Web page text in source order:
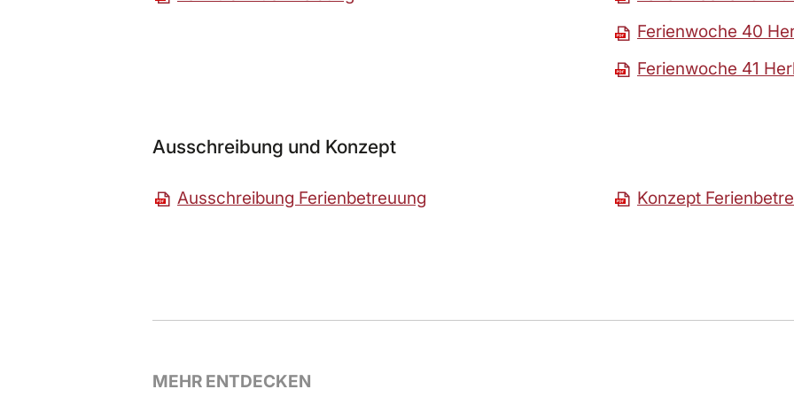
Ferienwoche 40
Ferienwoche 41
Ausschreibung und Konzept
Ausschreibung Ferienbetreuung Konzept
MEHR ENTDECKEN